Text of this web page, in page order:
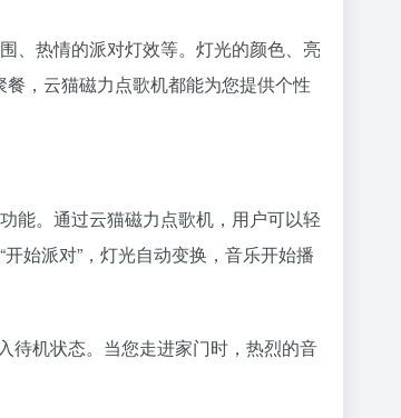
、热情的派对灯效等。灯光的颜色、亮
，云猫磁力点歌机都能为您提供个性
能。通过云猫磁力点歌机，用户可以轻
始派对”，灯光自动变换，音乐开始播
待机状态。当您走进家门时，热烈的音